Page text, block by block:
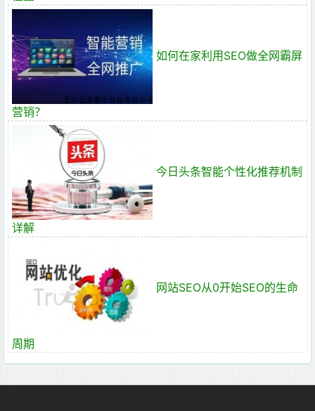
如何在家利用SEO做全网霸屏
营销？
今日头条智能个性化推荐机制
详解
网站SEO从0开始SEO的生命
周期